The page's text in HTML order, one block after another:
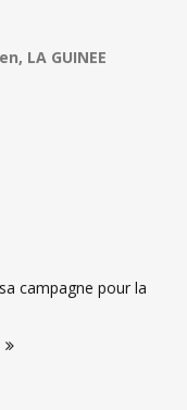
LA GUINEE
campagne pour la